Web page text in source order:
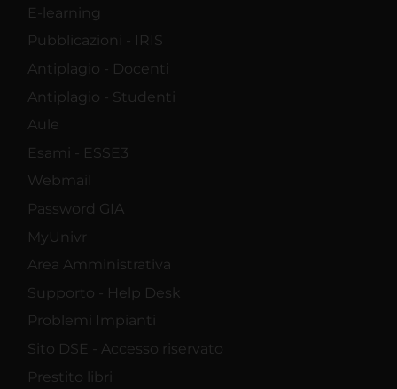
E-learning
Pubblicazioni - IRIS
Antiplagio - Docenti
Antiplagio - Studenti
Aule
Esami - ESSE3
Webmail
Password GIA
MyUnivr
Area Amministrativa
Supporto - Help Desk
Problemi Impianti
Sito DSE - Accesso riservato
Prestito libri